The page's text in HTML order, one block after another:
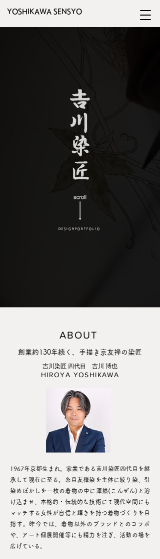
YOSHIKAWA SENSYO
D E S I G N P O R T F O L I O
ABOUT
創業約130年続く、手描き京友禅の染匠
吉川染匠 四代目 吉川 博也
HIROYA YOSHIKAWA
1967年京都生まれ。家業である吉川染匠四代目を継
承して現在に至る。糸目友禅染を主体に絞り染、引
染めぼかしを一枚の着物の中に渾然(こんぜん)と溶
け込ませ、本格的・伝統的な技術にて現代空間にも
マッチする女性が自信と輝きを持つ着物づくりを目
指す。昨今では、着物以外のブランドとのコラボ
や、アート個展開催等にも精力を注ぎ、活動の場を
広げている。